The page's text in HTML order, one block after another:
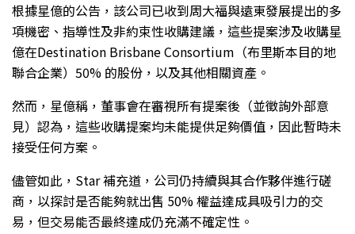
根據星億的公告，該公司已收到周大福與遠東發展提出的多
項機密、指導性及非約束性收購建議，這些提案涉及收購星
億在Destination Brisbane Consortium（布里斯本目的地
聯合企業）50% 的股份，以及其他相關資產。
然而，星億稱，董事會在審視所有提案後（並徵詢外部意
見）認為，這些收購提案均未能提供足夠價值，因此暫時未
接受任何方案。
儘管如此，Star 補充道，公司仍持續與其合作夥伴進行磋
商，以探討是否能夠就出售 50% 權益達成具吸引力的交
易，但交易能否最終達成仍充滿不確定性。